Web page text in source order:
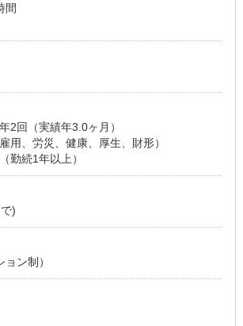
間
2回（実績年3.0ヶ月）
用、労災、健康、厚生、財形）
勤続1年以上）
)
ン制）